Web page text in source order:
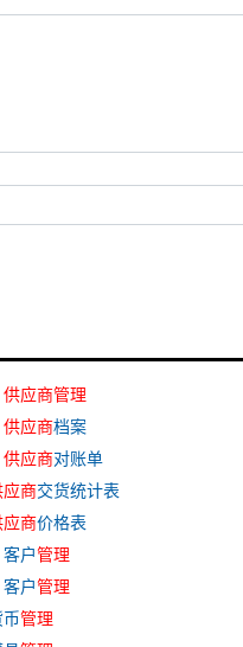
供应商管理
供应商档案
供应商对账单
应商交货统计表
应商价格表
户管理
户管理
管理